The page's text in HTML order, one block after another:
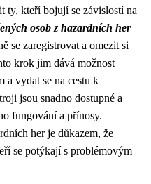
ty, kteří bojují se závislostí na
osob z hazardních her
se zaregistrovat a omezit si
krok jim dává možnost
a vydat se na cestu k
jsou snadno dostupné a
fungování a přínosy.
her je důkazem, že
se potýkají s problémovým